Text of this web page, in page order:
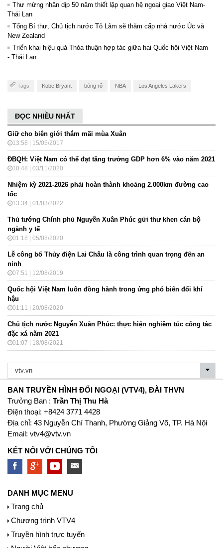
Thư mừng nhân dịp 50 năm thiết lập quan hệ ngoại giao Việt Nam-
Thái Lan
Tổng Bí thư, Chủ tịch nước Tô Lâm sẽ thăm cấp nhà nước Úc và
New Zealand
Triển khai hiệu quả Thỏa thuận hợp tác giữa hai Quốc hội Việt Nam
- Thái Lan
Tags Kobe Bryant bóng rổ NBA Los Angeles Lakers
ĐỌC NHIỀU NHẤT
Giữ cho biên giới thắm mãi mùa Xuân
13:58 | 15/05/2017
ĐBQH: Việt Nam có thể đạt tăng trưởng GDP hơn 6% vào năm 2021
10:48 | 03/11/2020
Nhiệm kỳ 2021-2026 phải hoàn thành khoảng 2.000km đường cao
tốc
13:34 | 01/03/2022
Thủ tướng Chính phủ Nguyễn Xuân Phúc gửi thư khen cán bộ
ngành y tế
01:18 | 05/08/2020
Lễ công bố Thủy điện Lai Châu là công trình quan trọng đến an
ninh
07:51 | 12/08/2019
Quốc hội Việt Nam luôn đồng hành trong ứng phó biến đổi khí
hậu
01:11 | 20/08/2020
Chủ tịch nước Nguyễn Xuân Phúc: thực hiện nghiêm túc công tác
đặc xá năm 2021
01:07 | 18/08/2021
BAN TRUYỀN HÌNH ĐỐI NGOẠI (VTV4), ĐÀI THVN
Trưởng Ban : Trần Thị Thu Hà
Ðiện thoại: +8424 3771 4428
Địa chỉ: 43 Nguyễn Chí Thanh, Phường Giảng Võ, TP. Hà Nội
Email: vtv4@vtv.vn
KẾT NỐI VỚI CHÚNG TÔI
DANH MỤC MENU
Trang chủ
Chương trình VTV4
Truyền hình trực tuyến